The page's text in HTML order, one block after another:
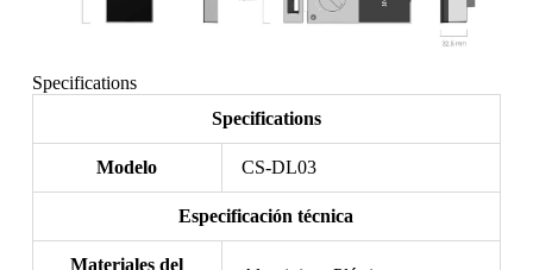
Specifications
Specifications
Modelo CS-DL03
Especificación técnica
Materiales del